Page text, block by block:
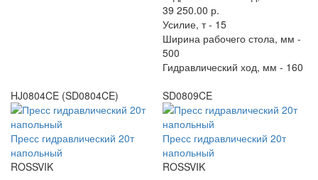
39 250.00 р.
Усилие, т - 15
Ширина рабочего стола, мм -
500
Гидравлический ход, мм - 160
HJ0804CE (SD0804CE)
Пресс гидравлический 20т
напольный
ROSSVIK
SD0809CE
Пресс гидравлический 20т
напольный
ROSSVIK